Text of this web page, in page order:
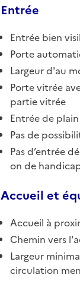
Entrée
Entrée bien
Porte
Largeur d'au
Porte vitrée
partie vitrée
Entrée de
Pas de
Pas d’entrée
on de
Accueil et
Accueil à
Chemin vers
Largeur
circulation